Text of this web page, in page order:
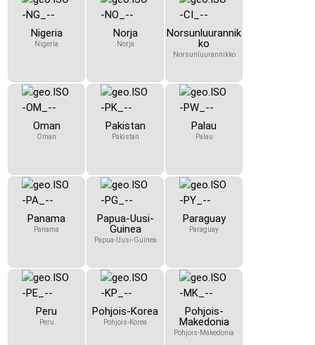
Nigeria
Nigeria
Norja
Norja
Norsunluurannik
ko
Norsunluurannikko
Oman
Oman
Pakistan
Pakistan
Palau
Palau
Panama
Panama
Papua-Uusi-
Guinea
Papua-Uusi-Guinea
Paraguay
Paraguay
Peru
Peru
Pohjois-Korea
Pohjois-Korea
Pohjois-
Makedonia
Pohjois-Makedonia